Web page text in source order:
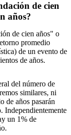
de cien
años?
de cien años" o
promedio
de un evento de
de años.
del número de
similares, ni
de años pasarán
Independientemente
un 1% de